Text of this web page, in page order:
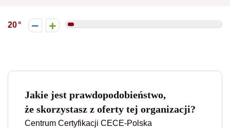
20
Jakie jest prawdopodobieństwo,
że skorzystasz z oferty tej organizacji?
Centrum Certyfikacji CECE-Polska